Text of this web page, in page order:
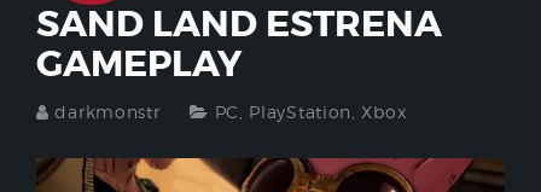
SAND LAND ESTRENA
GAMEPLAY
darkmonstr PC, PlayStation,Xbox